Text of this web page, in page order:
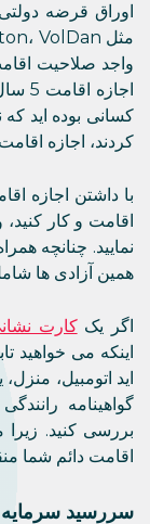
اوراق قرضه
واجد صلاحیت
کسانی بوده اید
کردند، اجازه اقامت شما در
با داشتن اجازه
اقامت و کار
نمایید. چنانچه
همین آزادی ها
اگر یککارت
اینکه می خواهید
اید اتومبیل،
گواهینامه
بررسی کنید.
اقامت دائم شما
سررسید